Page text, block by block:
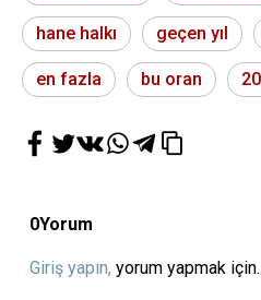
hane halkı geçen yıl
en fazla bu oran
0Yorum
Giriş yapın, yorum yapmak